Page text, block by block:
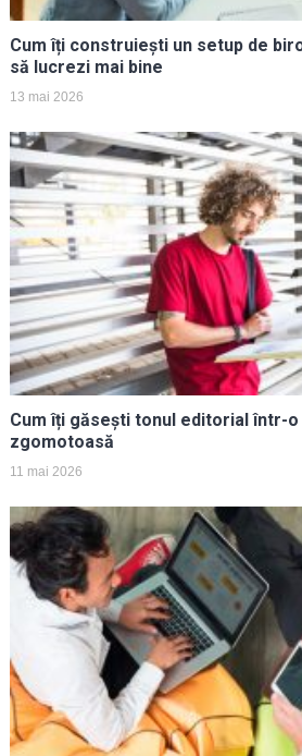
Cum îți construiești un setup de
să lucrezi mai bine
13 mai 2026
Cum îți găsești tonul editorial într-
zgomotoasă
11 mai 2026